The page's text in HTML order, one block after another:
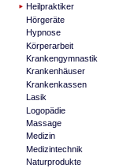
Heilpraktiker
Hörgeräte
Hypnose
Körperarbeit
Krankengymnastik
Krankenhäuser
Krankenkassen
Lasik
Logopädie
Massage
Medizin
Medizintechnik
Naturprodukte